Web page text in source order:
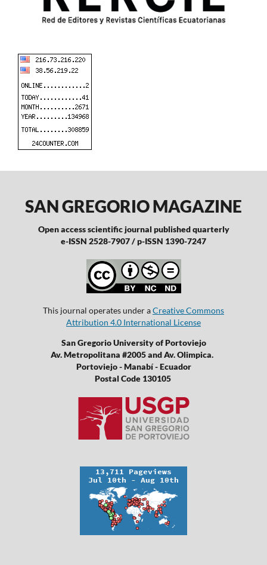
SAN GREGORIO MAGAZINE
Open access scientific journal published quarterly
e-ISSN 2528-7907 / p-ISSN 1390-7247
This journal operates under aCreative Commons
Attribution 4.0 International License
San Gregorio University of Portoviejo
Av. Metropolitana #2005 and Av. Olimpica.
Portoviejo - Manabí - Ecuador
Postal Code 130105